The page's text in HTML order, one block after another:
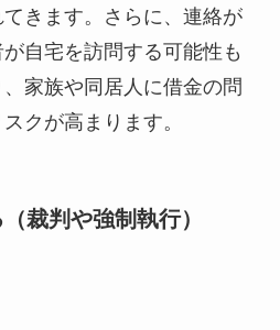
きます。さらに、連絡が
自宅を訪問する可能性も
家族や同居人に借金の問
クが高まります。
裁判や強制執行）